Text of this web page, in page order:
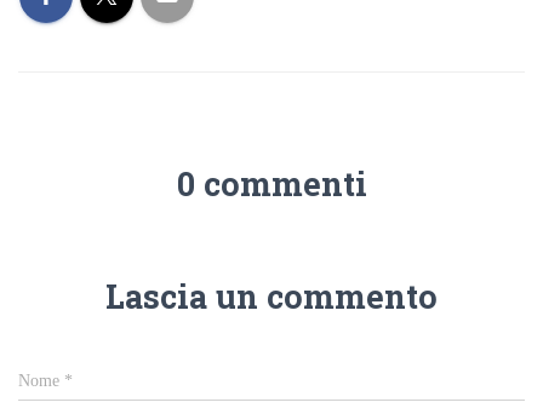
0 commenti
Lascia un commento
Nome *